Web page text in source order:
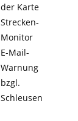
der Karte
Strecken-
Monitor
E-Mail-
Warnung
bzgl.
Schleusen